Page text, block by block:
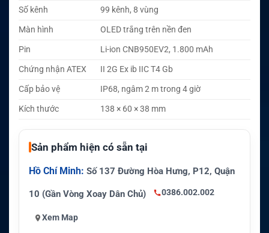
Số kênh
99 kênh, 8 vùng
Màn hình
OLED trắng trên nền đen
Pin
Li-ion CNB950EV2, 1.800 mAh
Chứng nhận ATEX
II 2G Ex ib IIC T4 Gb
Cấp bảo vệ
IP68, ngâm 2 m trong 4 giờ
Kích thước
138 × 60 × 38 mm
Sản phẩm hiện có sẵn tại
Hồ Chí Minh: Số 137 Đường Hòa Hưng, P12, Quận
10 (Gần Vòng Xoay Dân Chủ) 0386.002.002
Xem Map